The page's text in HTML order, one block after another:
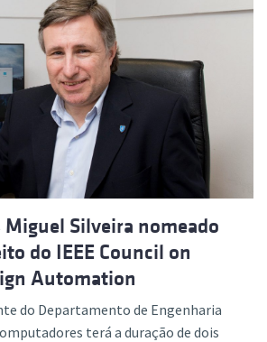
Silveira nomeado
do IEEE Council on
Automation
do Departamento de Engenharia
terá a duração de dois